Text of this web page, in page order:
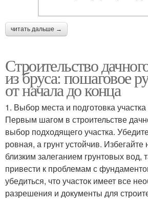
читать дальше →
Строительство
из бруса: пошаговое
от начала до конца
1. Выбор места и подготовка участка
Первым шагом в строительстве
выбор подходящего участка.
ровная, а грунт устойчив. Избегайте
близким залеганием грунтовых вод,
привести к проблемам с
убедиться, что участок имеет все
разрешения и документы для